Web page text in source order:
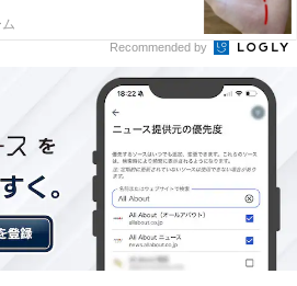
いる人は「株式」（61.6％）が最
託（42％）」、「つみたて
きました。資産形成を行っている
％、「預金だけでは資産が増
した。
いないビジネスパーソンの理由
が分からない」（68.4％）が約7
リスクがあるので怖い
Recommended by